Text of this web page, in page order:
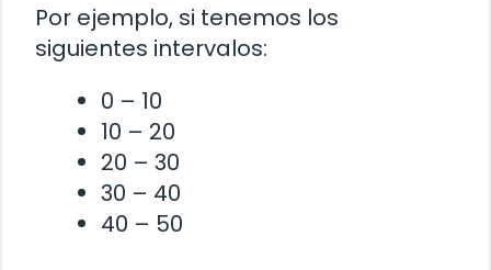
Por ejemplo, si tenemos los
siguientes intervalos:
0 – 10
10 – 20
20 – 30
30 – 40
40 – 50